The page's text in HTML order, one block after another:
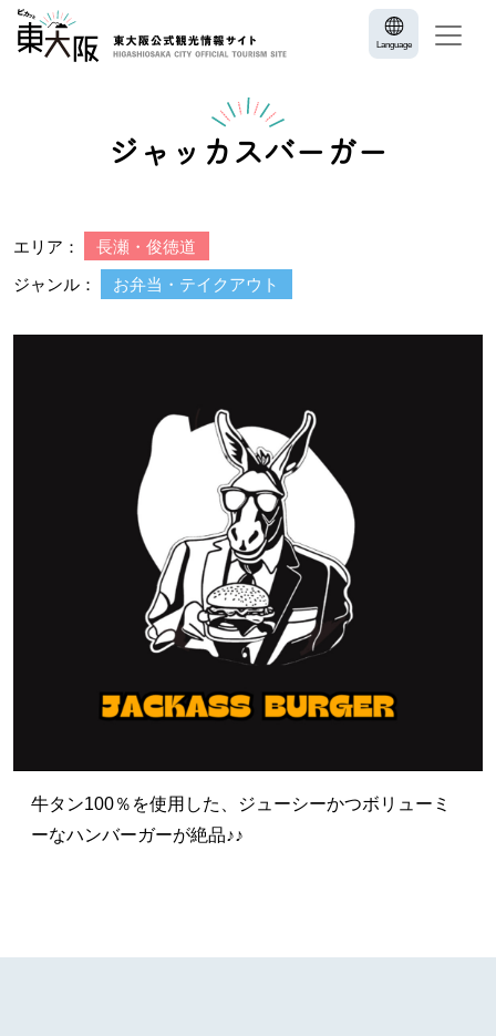
Language
ジャッカスバーガー
エリア： 長瀬・俊徳道
ジャンル： お弁当・テイクアウト
牛タン100％を使用した、ジューシーかつボリューミ
ーなハンバーガーが絶品♪♪